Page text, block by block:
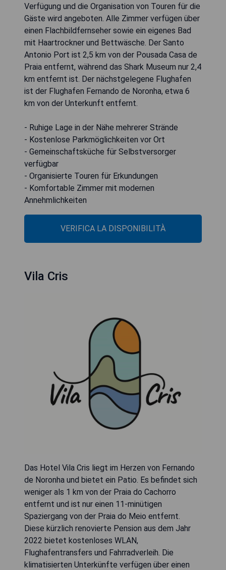
Verfügung und die Organisation von Touren für die
Gäste wird angeboten. Alle Zimmer verfügen über
einen Flachbildfernseher sowie ein eigenes Bad
mit Haartrockner und Bettwäsche. Der Santo
Antonio Port ist 2,5 km von der Pousada Casa de
Praia entfernt, während das Shark Museum nur 2,4
km entfernt ist. Der nächstgelegene Flughafen
ist der Flughafen Fernando de Noronha, etwa 6
km von der Unterkunft entfernt.
- Ruhige Lage in der Nähe mehrerer Strände
- Kostenlose Parkmöglichkeiten vor Ort
- Gemeinschaftsküche für Selbstversorger
verfügbar
- Organisierte Touren für Erkundungen
- Komfortable Zimmer mit modernen
Annehmlichkeiten
VERIFICA LA DISPONIBILITÀ
Vila Cris
Das Hotel Vila Cris liegt im Herzen von Fernando
de Noronha und bietet ein Patio. Es befindet sich
weniger als 1 km von der Praia do Cachorro
entfernt und ist nur einen 11-minütigen
Spaziergang von der Praia do Meio entfernt.
Diese kürzlich renovierte Pension aus dem Jahr
2022 bietet kostenloses WLAN,
Flughafentransfers und Fahrradverleih. Die
klimatisierten Unterkünfte verfügen über einen